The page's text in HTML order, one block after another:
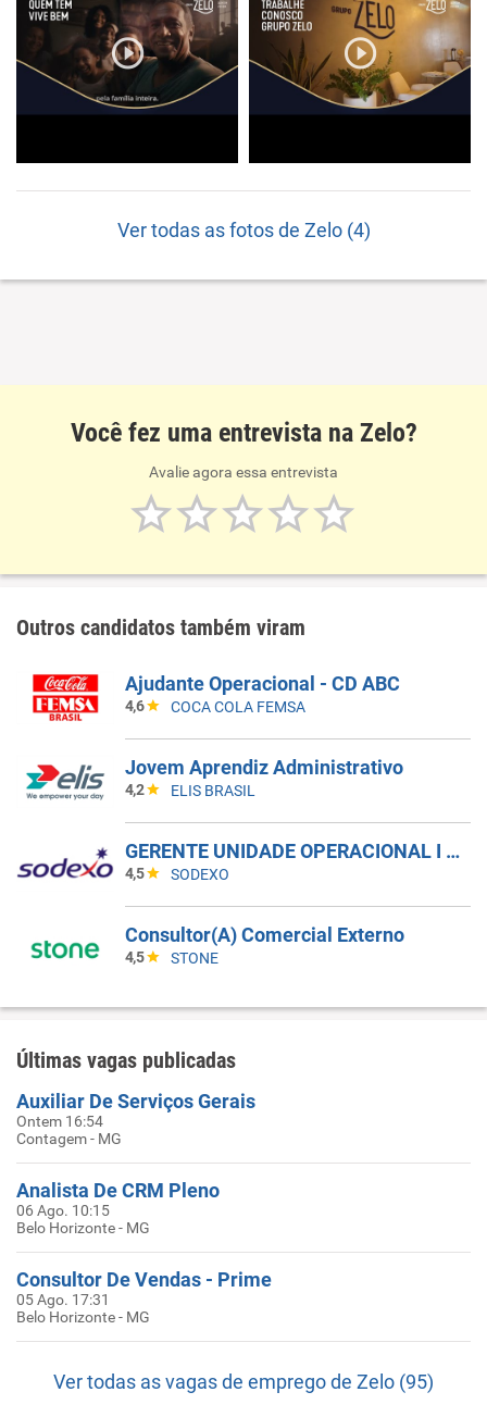
Ver todas as fotos de Zelo (4)
Você fez uma entrevista na Zelo?
Avalie agora essa entrevista
Outros candidatos também viram
Ajudante Operacional - CD ABC
4,6 COCA COLA FEMSA
Jovem Aprendiz Administrativo
4,2 ELIS BRASIL
GERENTE UNIDADE OPERACIONAL I - UAN
4,5 SODEXO
Consultor(A) Comercial Externo
4,5 STONE
Últimas vagas publicadas
Auxiliar De Serviços Gerais
Ontem 16:54
Contagem - MG
Analista De CRM Pleno
06 Ago. 10:15
Belo Horizonte - MG
Consultor De Vendas - Prime
05 Ago. 17:31
Belo Horizonte - MG
Ver todas as vagas de emprego de Zelo (95)